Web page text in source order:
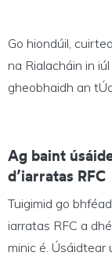
Go hiondúil,
na Rialacháin in
gheobhaidh an
Ag baint
d’iarratas RFC
Tuigimid go
iarratas RFC a
minic é. Úsáidtear